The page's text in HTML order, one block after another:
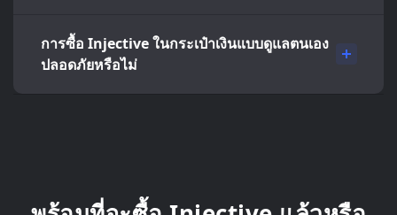
การซื้อ Injective ในกระเป๋าเงินแบบดูแลตนเอง
ปลอดภัยหรือไม่